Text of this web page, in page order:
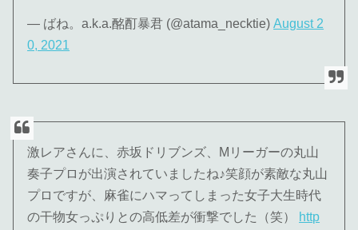
— ばね。a.k.a.酩酊暴君 (@atama_necktie)August 2
0, 2021
激レアさんに、赤坂ドリブンズ、Mリーガーの丸山
奏子プロが出演されていましたね♪笑顔が素敵な丸山
プロですが、麻雀にハマってしまった女子大生時代
の干物女っぷりとの高低差が衝撃でした（笑）
http